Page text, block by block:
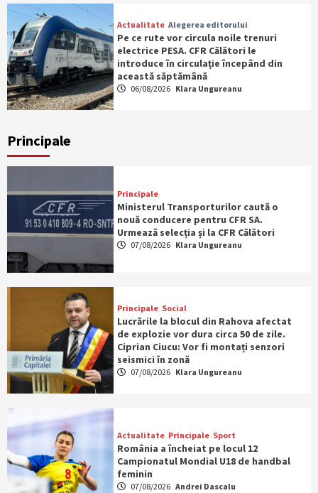
Actualitate Alegerea editorului
Pe ce rute vor circula noile trenuri
electrice PESA. CFR Călători le
introduce în circulație începând din
această săptămână
06/08/2026 Klara Ungureanu
Principale
Principale
Ministerul Transporturilor caută o
nouă conducere pentru CFR SA.
Urmează selecția și la CFR Călători
07/08/2026 Klara Ungureanu
Principale Social
Lucrările la blocul din Rahova afectat
de explozie vor dura circa 50 de zile.
Ciprian Ciucu: Vor fi montați senzori
seismici în zonă
07/08/2026 Klara Ungureanu
Actualitate Principale Sport
România a încheiat pe locul 12
Campionatul Mondial U18 de handbal
feminin
07/08/2026 Andrei Dascalu